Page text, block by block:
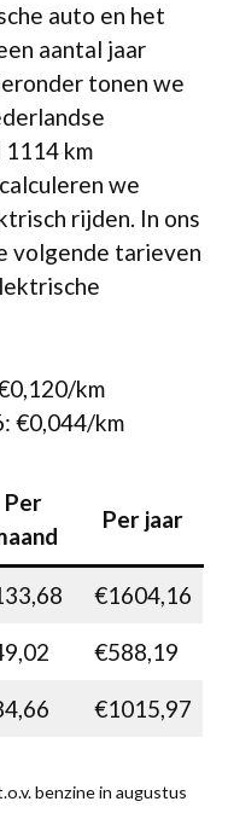
auto en het
aantal jaar
tonen we
km
we
rijden. In ons
volgende tarieven
km
€0,044/km
Per
Per jaar
€1604,16
€588,19
€1015,97
benzine in augustus